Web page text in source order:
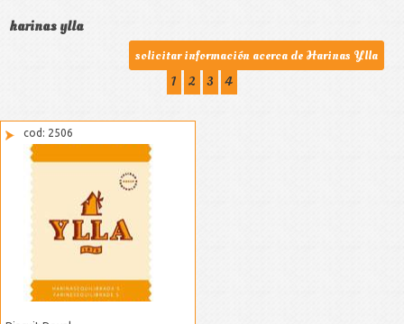
harinas ylla
solicitar información acerca de Harinas Ylla
1
2 3 4
cod: 2506